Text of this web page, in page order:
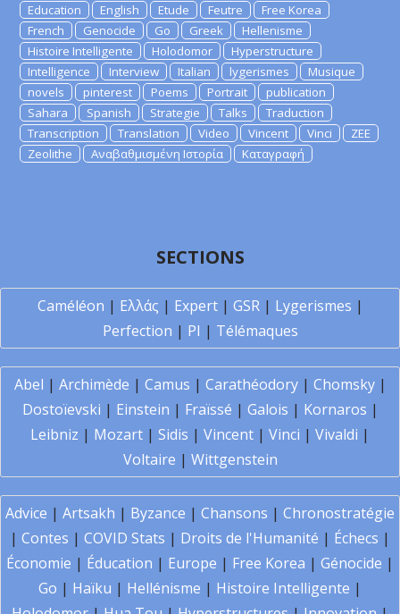
Education
English Etude Feutre
Free Korea
French
Genocide Go Greek
Hellenisme
Histoire Intelligente
Holodomor
Hyperstructure
Intelligence
Interview Italian lygerismes
Musique
novels
pinterest Poems Portrait
publication
Sahara
Spanish Strategie Talks
Traduction
Transcription
Translation Video Vincent Vinci
ZEE
Zeolithe
Αναβαθμισμένη Ιστορία Καταγραφή
SECTIONS
Caméléon | Ελλάς | Expert| GSR| Lygerismes |
Perfection | PI | Télémaques
Abel | Archimède | Camus | Carathéodory| Chomsky|
Dostoïevski | Einstein | Fraïssé | Galois | Kornaros |
Leibniz | Mozart | Sidis | Vincent | Vinci | Vivaldi |
Voltaire | Wittgenstein
Advice | Artsakh | Byzance | Chansons | Chronostratégie
| Contes | COVID Stats | Droits de l'Humanité | Échecs |
Économie | Éducation | Europe | Free Korea | Génocide |
Go | Haïku | Hellénisme | Histoire Intelligente |